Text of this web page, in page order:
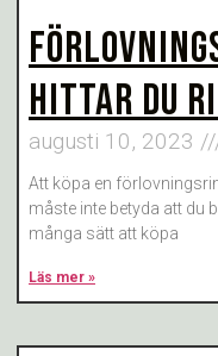
HITTAR DU
augusti 10, 2023
Att köpa en
måste inte betyda att du
många sätt att köpa
Läs mer »